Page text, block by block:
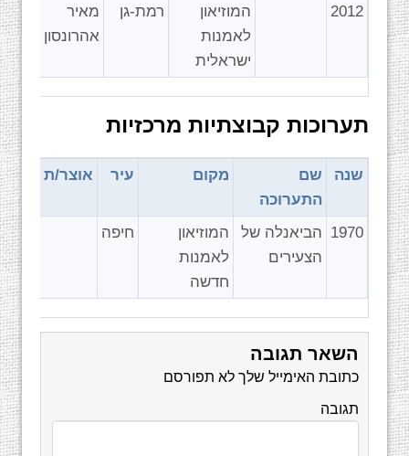
2012
המוזיאון
לאמנות
ישראלית
רמת-גן
מאיר
אהרונסון
תערוכות קבוצתיות מרכזיות
שנה
שם
התערוכה
מקום עיר אוצר/ת
1970 הביאנלה של
הצעירים
המוזיאון
לאמנות
חדשה
חיפה
השאר תגובה
כתובת האימייל שלך לא תפורסם
תגובה